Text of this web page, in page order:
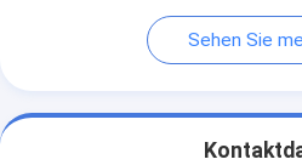
Sehen Sie